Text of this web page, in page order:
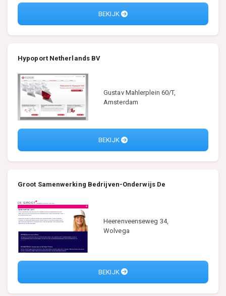
BEKIJK
Hypoport Netherlands BV
Gustav Mahlerplein 60/T,
Amsterdam
BEKIJK
Groot Samenwerking Bedrijven-Onderwijs De
Heerenveenseweg 34,
Wolvega
BEKIJK